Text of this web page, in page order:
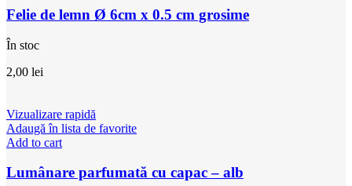
Felie de lemn Ø 6cm x 0.5 cm grosime
În stoc
2,00 lei
Vizualizare rapidă
Adaugă în lista de favorite
Add to cart
Lumânare parfumată cu capac – alb